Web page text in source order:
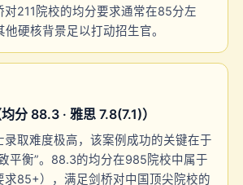
211院校的均分要求通常在85分左
硬核背景足以打动招生官。
分 88.3 · 雅思 7.8(7.1)）
录取难度极高，该案例成功的关键在于
平衡”。88.3的均分在985院校中属于
求85+），满足剑桥对中国顶尖院校的